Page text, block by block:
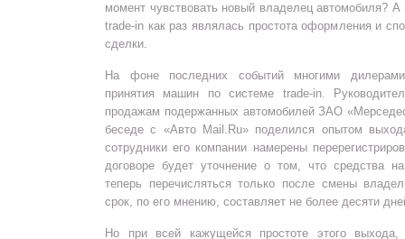
момент чувствовать новый владелец автомобиля?
trade-in как раз являлась простота оформления и
сделки.
На фоне последних событий многими
принятия машин по системе trade-in.
продажам подержанных автомобилей ЗАО
беседе с «Авто Mail.Ru» поделился опытом
сотрудники его компании намерены
договоре будет уточнение о том, что средства
теперь перечисляться только после смены
срок, по его мнению, составляет не более десяти
Но при всей кажущейся простоте этого